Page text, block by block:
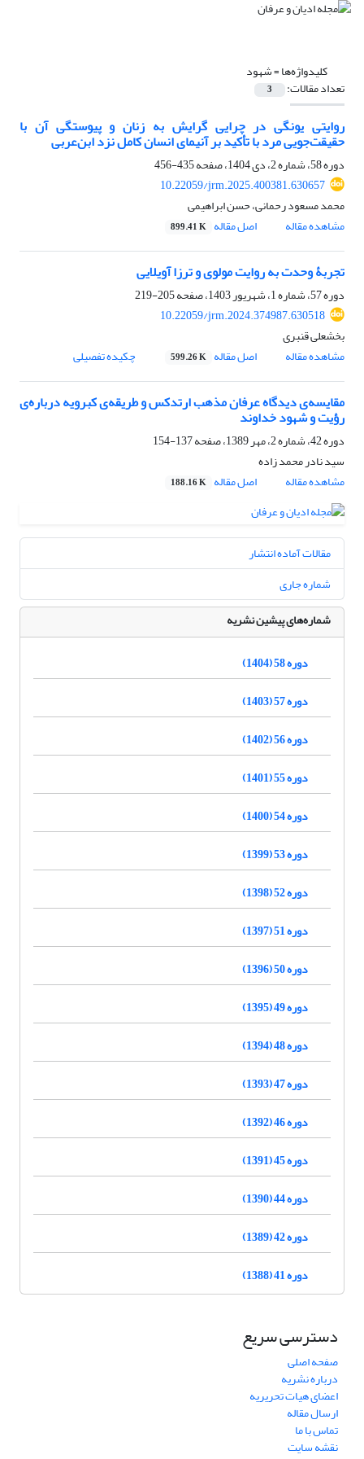
کلیدواژه‌ها =شهود
تعداد مقالات: 3
روایتی یونگی در چرایی گرایش به زنان و پیوستگی آن با
حقیقت‌جویی مرد‌‏ با تأکید بر آنیمای انسان کامل نزد ابن‌عربی
دوره 58، شماره 2، دی 1404، صفحه
435-456
10.22059/jrm.2025.400381.630657
محمد مسعود رحمانی، حسن ابراهیمی
مشاهده مقاله
اصل مقاله 899.41 K
تجربۀ وحدت به روایت مولوی و ترزا آویلایی‏
دوره 57، شماره 1، شهریور 1403، صفحه
205-219
10.22059/jrm.2024.374987.630518
بخشعلی قنبری
مشاهده مقاله
اصل مقاله 599.26 K چکیده تفصیلی
مقایسه‌ی دیدگاه عرفان مذهب ارتدکس و طریقه‌ی کبرویه درباره‌ی
رؤیت و شهود خداوند
دوره 42، شماره 2، مهر 1389، صفحه
137-154
سید نادر محمد زاده
مشاهده مقاله
اصل مقاله 188.16 K
مقالات آماده انتشار
شماره جاری
شماره‌های پیشین نشریه
دوره 58 (1404)
دوره 57 (1403)
دوره 56 (1402)
دوره 55 (1401)
دوره 54 (1400)
دوره 53 (1399)
دوره 52 (1398)
دوره 51 (1397)
دوره 50 (1396)
دوره 49 (1395)
دوره 48 (1394)
دوره 47 (1393)
دوره 46 (1392)
دوره 45 (1391)
دوره 44 (1390)
دوره 42 (1389)
دوره 41 (1388)
دسترسی سریع
صفحه اصلی
درباره نشریه
اعضای هیات تحریریه
ارسال مقاله
تماس با ما
نقشه سایت